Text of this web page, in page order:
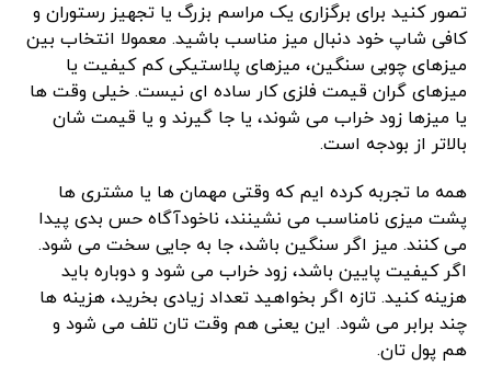
تصور کنید برای برگزاری یک مراسم بزرگ یا تجهیز رستوران و
کافی ‌شاپ خود دنبال میز مناسب باشید. معمولا انتخاب بین
میزهای چوبی سنگین، میزهای پلاستیکی کم‌ کیفیت یا
میزهای گران‌ قیمت فلزی کار ساده ‌ای نیست. خیلی وقت‌ ها
یا میزها زود خراب می ‌شوند، یا جا گیرند و یا قیمت‌ شان
بالاتر از بودجه است.
همه ما تجربه کرده ‌ایم که وقتی مهمان‌ ها یا مشتری ‌ها
پشت میزی نامناسب می ‌نشینند، ناخودآگاه حس بدی پیدا
می‌ کنند. میز اگر سنگین باشد، جا به‌ جایی سخت می‌ شود.
اگر کیفیت پایین باشد، زود خراب می‌ شود و دوباره باید
هزینه کنید. تازه اگر بخواهید تعداد زیادی بخرید، هزینه‌ ها
چند برابر می ‌شود. این یعنی هم وقت ‌تان تلف می ‌شود و
هم پول ‌تان.